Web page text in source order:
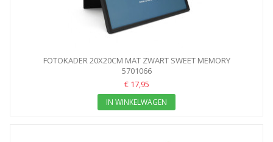
FOTOKADER 20X20CM MAT ZWART SWEET MEMORY
5701066
€ 17,95
IN WINKELWAGEN